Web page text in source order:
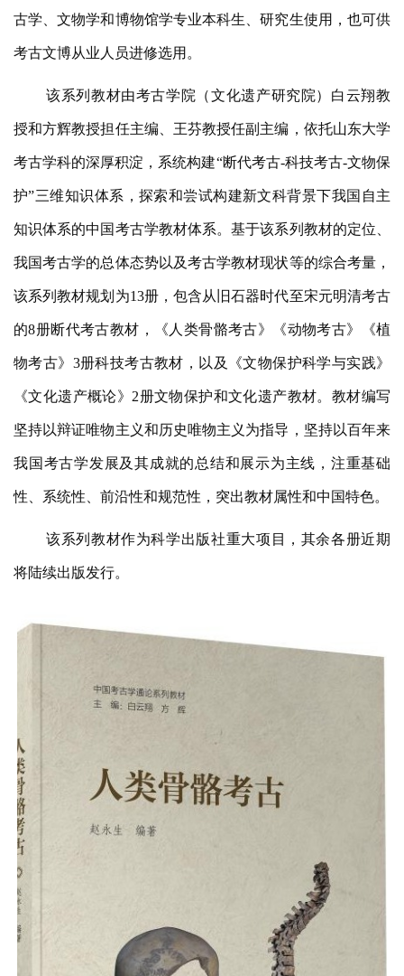
古学、文物学和博物馆学专业本科生、研究生使用，也可供
考古文博从业人员进修选用。
该系列教材由考古学院（文化遗产研究院）白云翔教
授和方辉教授担任主编、王芬教授任副主编，依托山东大学
考古学科的深厚积淀，系统构建“断代考古-科技考古-文物保
护”三维知识体系，探索和尝试构建新文科背景下我国自主
知识体系的中国考古学教材体系。基于该系列教材的定位、
我国考古学的总体态势以及考古学教材现状等的综合考量，
该系列教材规划为13册，包含从旧石器时代至宋元明清考古
的8册断代考古教材，《人类骨骼考古》《动物考古》《植
物考古》3册科技考古教材，以及《文物保护科学与实践》
《文化遗产概论》2册文物保护和文化遗产教材。教材编写
坚持以辩证唯物主义和历史唯物主义为指导，坚持以百年来
我国考古学发展及其成就的总结和展示为主线，注重基础
性、系统性、前沿性和规范性，突出教材属性和中国特色。
该系列教材作为科学出版社重大项目，其余各册近期
将陆续出版发行。